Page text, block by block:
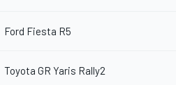
Ford Fiesta R5
Toyota GR Yaris Rally2